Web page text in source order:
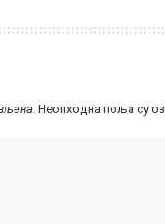
Неопходна поља су